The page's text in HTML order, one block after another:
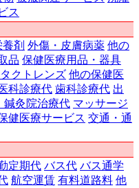
ス
養剤 外傷・皮膚病薬 他の
品 保健医療用品・器具
クトレンズ 他の保健医
科診療代 歯科診療代 出
鍼灸院治療代 マッサージ
健医療サービス 交通・通
定期代 バス代 バス通学
航空運賃 有料道路料 他